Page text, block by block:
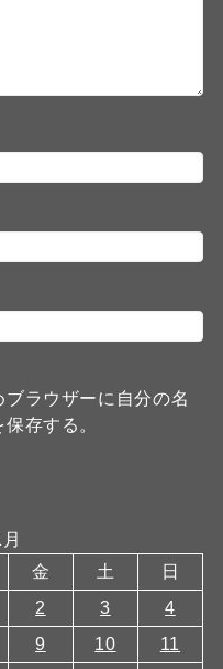
ラウザーに自分の名
存する。
金 土
日
2 3
4
9 10
11